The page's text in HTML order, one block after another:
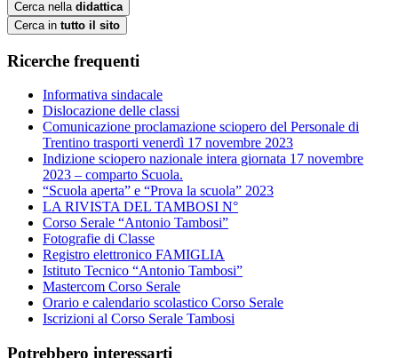
Cerca nella didattica
Cerca in tutto il sito
Ricerche frequenti
Informativa sindacale
Dislocazione delle classi
Comunicazione proclamazione sciopero del Personale di
Trentino trasporti venerdì 17 novembre 2023
Indizione sciopero nazionale intera giornata 17 novembre
2023 – comparto Scuola.
“Scuola aperta” e “Prova la scuola” 2023
LA RIVISTA DEL TAMBOSI N°
Corso Serale “Antonio Tambosi”
Fotografie di Classe
Registro elettronico FAMIGLIA
Istituto Tecnico “Antonio Tambosi”
Mastercom Corso Serale
Orario e calendario scolastico Corso Serale
Iscrizioni al Corso Serale Tambosi
Potrebbero interessarti